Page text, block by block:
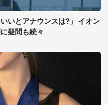
いとアナウンスは?」 イオン
疑問も続々